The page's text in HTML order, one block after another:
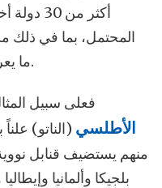
أكثر من
المحتمل، بما في ذلك
ما يعرف بـ” المظلة النووية “لحليف ما.
فعلى سبيل
الأطلسي (الناتو)
منهم يستضيف قنابل
بلجيكا وألمانيا